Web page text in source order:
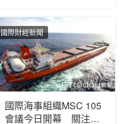
國際財經新聞
國際海事組織MSC 105
會議今日開幕 關注替